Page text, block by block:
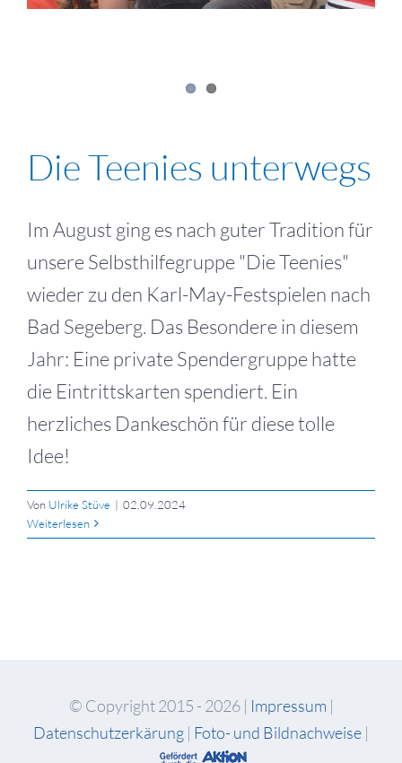
Die Teenies unterwegs
Im August ging es nach guter Tradition für
unsere Selbsthilfegruppe "Die Teenies"
wieder zu den Karl-May-Festspielen nach
Bad Segeberg. Das Besondere in diesem
Jahr: Eine private Spendergruppe hatte
die Eintrittskarten spendiert. Ein
herzliches Dankeschön für diese tolle
Idee!
Von Ulrike Stüve | 02.09.2024
Weiterlesen
© Copyright 2015 - 2026 | Impressum |
Datenschutzerkärung | Foto- und Bildnachweise |